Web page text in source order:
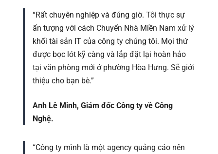
“Rất chuyên nghiệp và đúng giờ. Tôi thực sự
ấn tượng với cách Chuyển Nhà Miền Nam xử lý
khối tài sản IT của công ty chúng tôi. Mọi thứ
được bọc lót kỹ càng và lắp đặt lại hoàn hảo
tại văn phòng mới ở phường Hòa Hưng. Sẽ giới
thiệu cho bạn bè.”
Anh Lê Minh, Giám đốc Công ty về Công
Nghệ.
“Công ty mình là một agency quảng cáo nên